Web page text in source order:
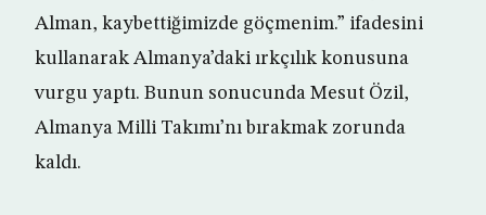
Alman, kaybettiğimizde göçmenim.” ifadesini
kullanarak Almanya’daki ırkçılık konusuna
vurgu yaptı. Bunun sonucunda Mesut Özil,
Almanya Milli Takımı’nı bırakmak zorunda
kaldı.